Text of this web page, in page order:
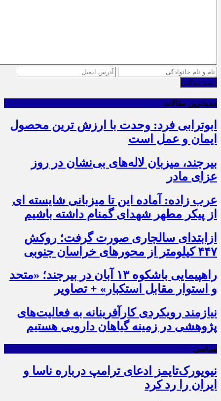
ثبت دیدگاه
جدیدترین مقالات
ابوترابی فرد: وحدت با ارزش ترین محصول
ایمان و عمل است
بیرجند، میزبان لاله‌های بی‌نشان در روز
عزای مادر
عرب زاده: آماده این تا میزبانی شایسته ای
از پیکر مطهر شهدای گمنام داشته باشیم
ازابتدای سالجاری صورت گرفت؛ روکش
۴۴۷ کیلومتر از محورهای خراسان جنوبی
راهپیمایی باشکوه ۱۳ آبان در بیرجند؛ «متحد
و استوار مقابل استکبار» + تصاویر
نیازمند رویکردی کارآفرینانه به فعالیت‌های
پژوهشی در زمینه گیاهان دارویی هستیم
سیاسی
نیویورک‌تایمز ادعای ترامپ درباره ناسا و
ایران را رد کرد